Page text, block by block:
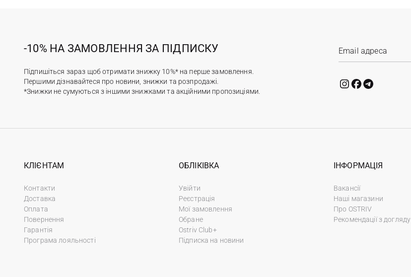
-10% НА ЗАМОВЛЕННЯ ЗА ПІДПИСКУ
Підпишіться зараз щоб отримати знижку 10%* на перше замовлення.
Першими дізнавайтеся про новини, знижки та розпродажі.
*Знижки не сумуються з іншими знижками та акційними пропозиціями.
КЛІЄНТАМ
Контакти
Доставка
Оплата
Повернення
Гарантія
Програма лояльності
ОБЛІКІВКА
Увійти
Реєстрація
Мої замовлення
Обране
Ostriv Club+
Підписка на новини
ІНФОРМАЦІЯ
Вакансії
Наші магазини
Про OSTRIV
Рекомендації з догляду